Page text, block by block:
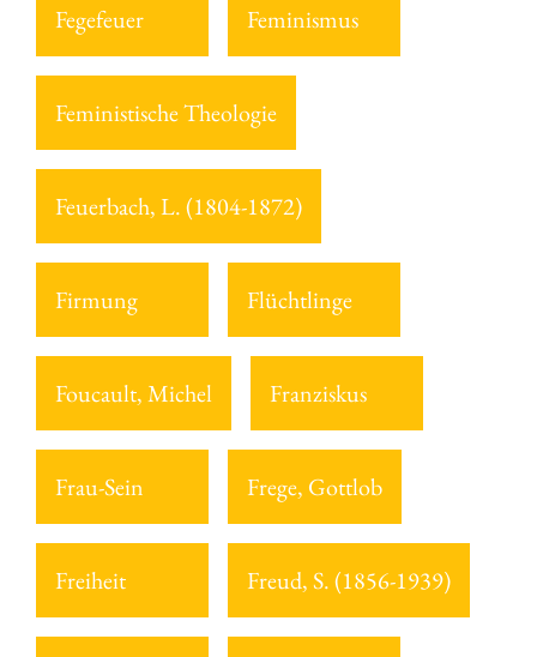
Fegefeuer Feminismus
Feministische Theologie
Feuerbach, L. (1804-1872)
Firmung Flüchtlinge
Foucault, Michel Franziskus
Frau-Sein Frege, Gottlob
Freiheit Freud, S. (1856-1939)